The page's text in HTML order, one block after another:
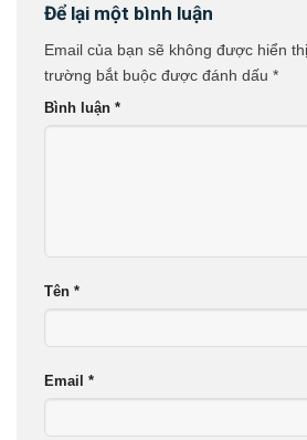
Để lại một bình luận
Email của bạn sẽ không được hiển
trường bắt buộc được đánh dấu *
Bình luận *
Tên *
Email *